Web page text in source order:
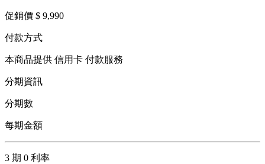
促銷價 $ 9,990
付款方式
本商品提供 信用卡 付款服務
分期資訊
分期數
每期金額
3 期 0 利率